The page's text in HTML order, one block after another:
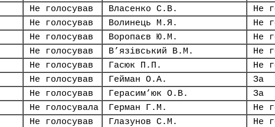
Не голосував Власенко С.В.
Не
Не голосував Волинець М.Я.
Не
Не голосував Воропаєв Ю.М.
Не
Не голосував В’язівський В.М.
Не
Не голосував Гасюк П.П.
Не
Не голосував Гейман О.А.
За
Не голосував Герасим’юк О.В.
За
Не голосувала Герман Г.М.
Не
Не голосував Глазунов С.М.
Не